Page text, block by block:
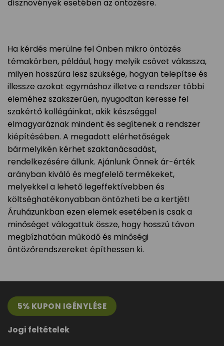
dísznövények esetében az öntözésre.
Ha kérdés merülne fel Önben mikro öntözés
témakörben, például, hogy melyik csövet válassza,
milyen hosszúra lesz szüksége, hogyan telepítse és
illessze azokat egymáshoz illetve a rendszer többi
eleméhez szakszerűen, nyugodtan keresse fel
szakértő kollégáinkat, akik készséggel
elmagyaráznak mindent és segítenek a rendszer
kiépítésében. A megadott elérhetőségek
bármelyikén kérhet szaktanácsadást,
rendelkezésére állunk. Ajánlunk Önnek ár-érték
arányban kiváló és megfelelő termékeket,
melyekkel a lehető legeffektívebben és
költséghatékonyabban öntözheti be a kertjét!
Áruházunkban ezen elemek esetében is csak a
minőséget válogattuk össze, hogy hosszú távon
megbízhatóan működő és minőségi
öntözőrendszereket építhessen ki.
5% KUPON IGÉNYLÉSE
Jogi feltételek